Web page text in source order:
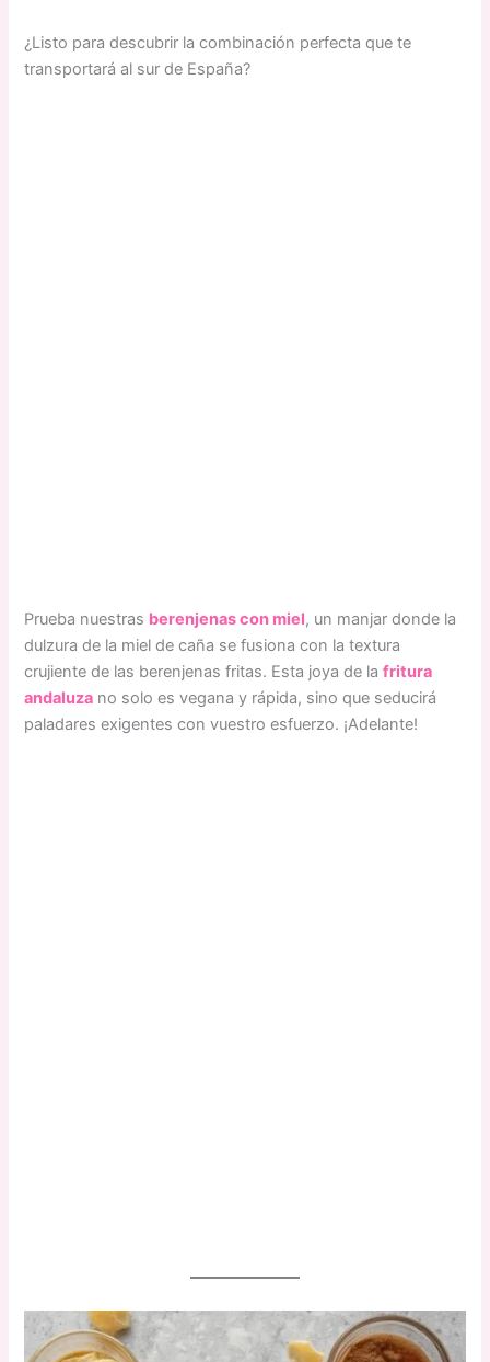
¿Listo para descubrir la combinación perfecta que te
transportará al sur de España?
Prueba nuestras berenjenas con miel, un manjar donde la
dulzura de la miel de caña se fusiona con la textura
crujiente de las berenjenas fritas. Esta joya de lafritura
andaluza no solo es vegana y rápida, sino que seducirá
paladares exigentes con vuestro esfuerzo. ¡Adelante!